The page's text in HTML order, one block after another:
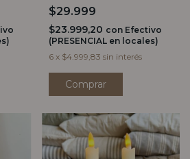
$29.999
$23.999,20 con Efectivo
(PRESENCIAL en locales)
6 x $4.999,83 sin interés
Comprar